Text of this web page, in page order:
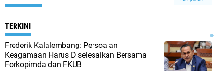
TERKINI
Frederik Kalalembang: Persoalan
Keagamaan Harus Diselesaikan Bersama
Forkopimda dan FKUB